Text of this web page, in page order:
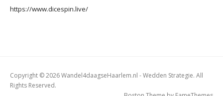
https://www.dicespin.live/
Copyright © 2026 Wandel4daagseHaarlem.nl - Wedden Strategie. All
Rights Reserved.